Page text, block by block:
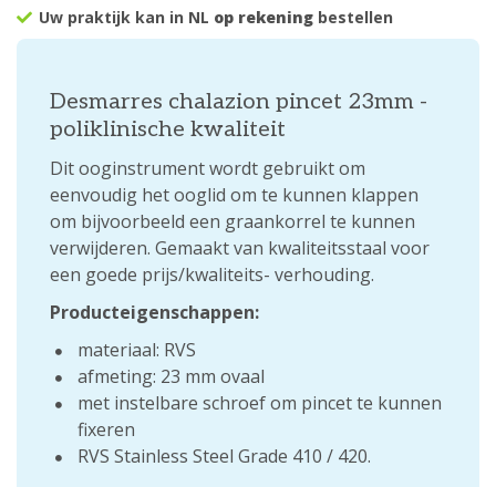
Uw praktijk kan in NL op rekening bestellen
Desmarres chalazion pincet 23mm -
poliklinische kwaliteit
Dit ooginstrument wordt gebruikt om
eenvoudig het ooglid om te kunnen klappen
om bijvoorbeeld een graankorrel te kunnen
verwijderen. Gemaakt van kwaliteitsstaal voor
een goede prijs/kwaliteits- verhouding.
Producteigenschappen:
materiaal: RVS
afmeting: 23 mm ovaal
met instelbare schroef om pincet te kunnen
fixeren
RVS Stainless Steel Grade 410 / 420.